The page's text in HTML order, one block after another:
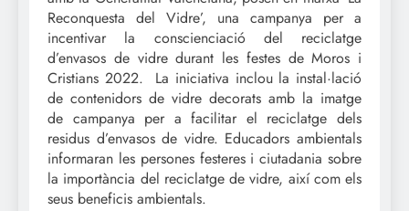
Reconquesta del Vidre’, una campanya per a
incentivar la conscienciació del reciclatge
d’envasos de vidre durant les festes de Moros i
Cristians 2022. La iniciativa inclou la instal·lació
de contenidors de vidre decorats amb la imatge
de campanya per a facilitar el reciclatge dels
residus d’envasos de vidre. Educadors ambientals
informaran les persones festeres i ciutadania sobre
la importància del reciclatge de vidre, així com els
seus beneficis ambientals.